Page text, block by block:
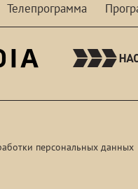
Телепрограмма
персональных данных